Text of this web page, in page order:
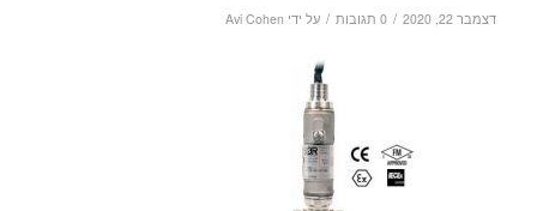
דצמבר 22, 2020 / 0 תגובות / על ידי Avi Cohen